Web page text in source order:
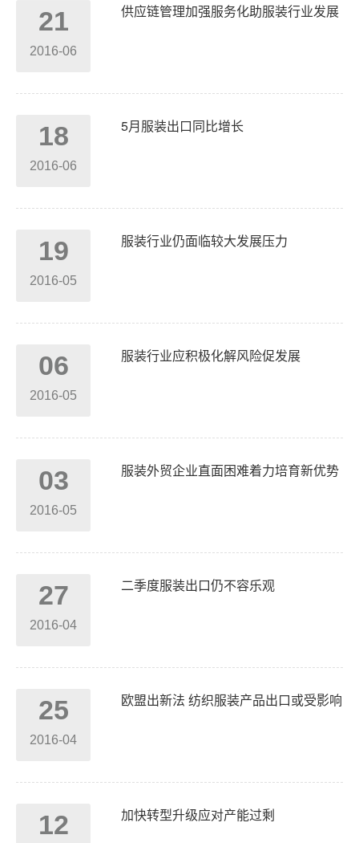
21
2016-06
供应链管理加强服务化助服装行业发展
18
2016-06
5月服装出口同比增长
19
2016-05
服装行业仍面临较大发展压力
06
2016-05
服装行业应积极化解风险促发展
03
2016-05
服装外贸企业直面困难着力培育新优势
27
2016-04
二季度服装出口仍不容乐观
25
2016-04
欧盟出新法 纺织服装产品出口或受影响
12 加快转型升级应对产能过剩